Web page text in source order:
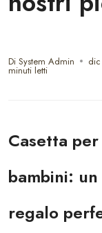
Di System Admin
minuti letti
Casetta per
bambini: un
regalo